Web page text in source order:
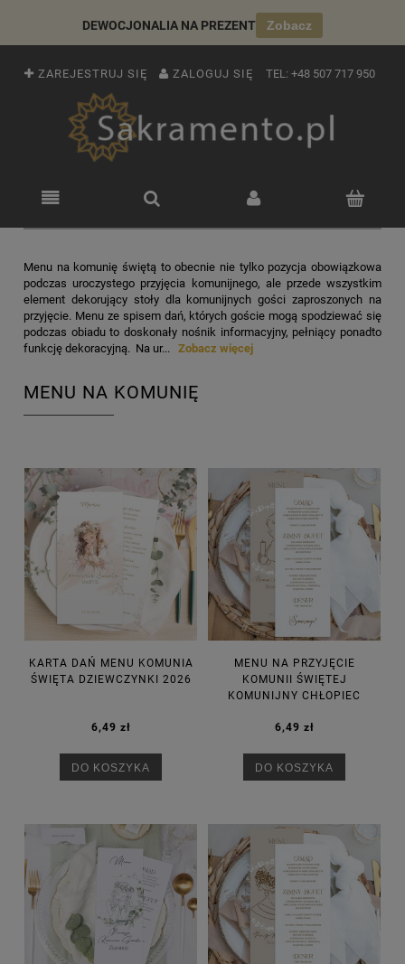
DEWOCJONALIA NA PREZENT Zobacz
ZAREJESTRUJ SIĘ ZALOGUJ SIĘ TEL: +48 507 717 950
Menu na komunię świętą to obecnie nie tylko pozycja obowiązkowa
podczas uroczystego przyjęcia komunijnego, ale przede wszystkim
element dekorujący stoły dla komunijnych gości zaproszonych na
przyjęcie. Menu ze spisem dań, których goście mogą spodziewać się
podczas obiadu to doskonały nośnik informacyjny, pełniący ponadto
funkcję dekoracyjną. Na ur... Zobacz więcej
MENU NA KOMUNIĘ
KARTA DAŃ MENU KOMUNIA
ŚWIĘTA DZIEWCZYNKI 2026
6,49 zł
DO KOSZYKA
MENU NA PRZYJĘCIE
KOMUNII ŚWIĘTEJ
KOMUNIJNY CHŁOPIEC
6,49 zł
DO KOSZYKA